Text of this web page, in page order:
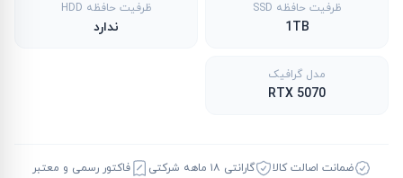
ظرفیت حافظه SSD
1TB
ظرفیت حافظه HDD
ندارد
مدل گرافیک
RTX 5070
ضمانت اصالت کالا گارانتی ۱۸ ماهه شرکتی
فاکتور رسمی و معتبر